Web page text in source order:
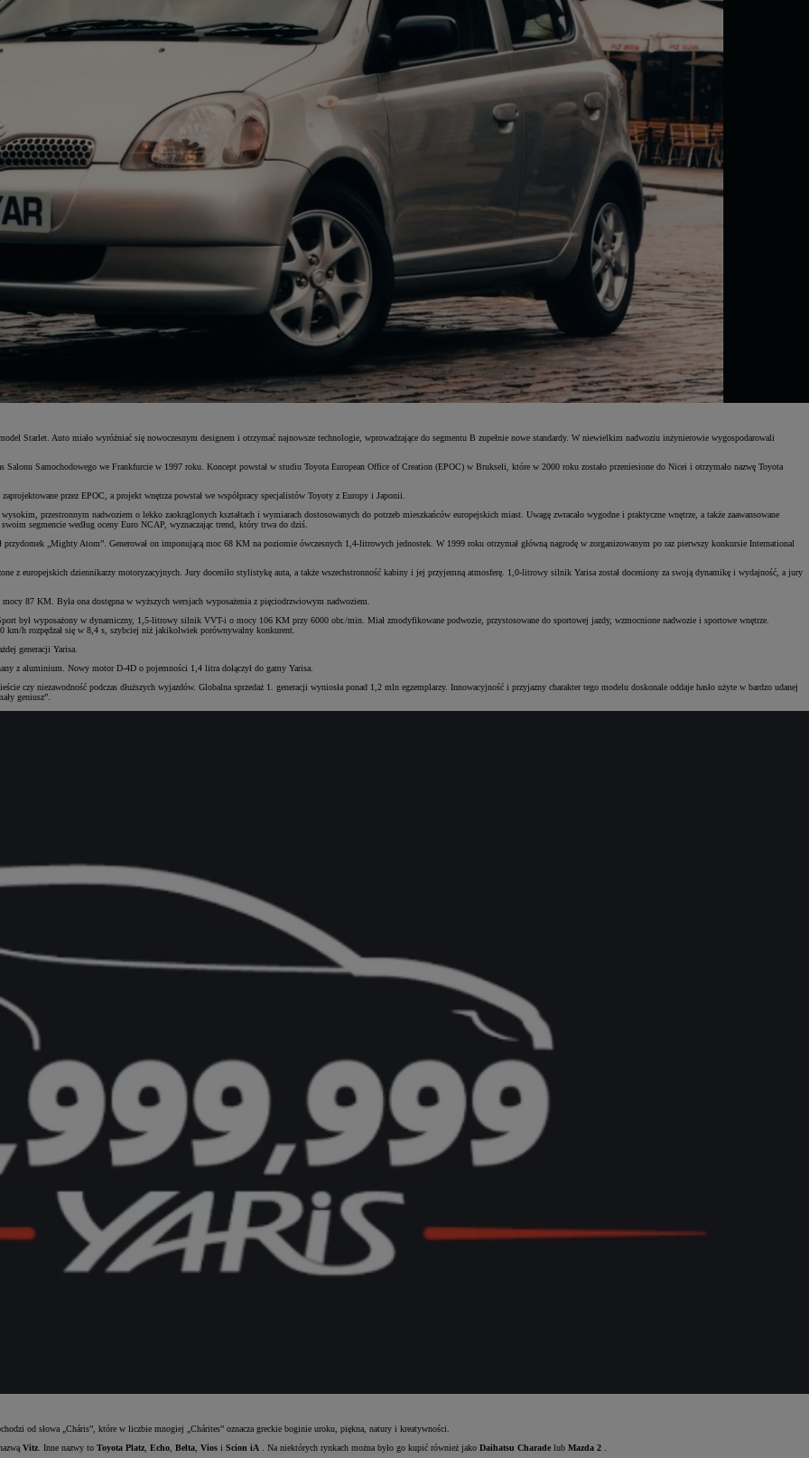
Starlet. Auto miało wyróżniać się nowoczesnym designem i otrzymać najnowsze technologie, wprowadzające do segmentu B zupełnie nowe standardy. W niewielkim nadwoziu inżynierowie wygospodarowali
Samochodowego we Frankfurcie w 1997 roku. Koncept powstał w studiu Toyota European Office of Creation (EPOC) w Brukseli, które w 2000 roku zostało przeniesione do Nicei i otrzymało nazwę Toyota
przez EPOC, a projekt wnętrza powstał we współpracy specjalistów Toyoty z Europy i Japonii.
przestronnym nadwoziem o lekko zaokrąglonych kształtach i wymiarach dostosowanych do potrzeb mieszkańców europejskich miast. Uwagę zwracało wygodne i praktyczne wnętrze, a także zaawansowane
segmencie według oceny Euro NCAP, wyznaczając trend, który trwa do dziś.
„Mighty Atom”. Generował on imponującą moc 68 KM na poziomie ówczesnych 1,4-litrowych jednostek. W 1999 roku otrzymał główną nagrodę w zorganizowanym po raz pierwszy konkursie International
z europejskich dziennikarzy motoryzacyjnych. Jury doceniło stylistykę auta, a także wszechstronność kabiny i jej przyjemną atmosferę. 1,0-litrowy silnik Yarisa został doceniony za swoją dynamikę i wydajność, a jury
87 KM. Była ona dostępna w wyższych wersjach wyposażenia z pięciodrzwiowym nadwoziem.
był wyposażony w dynamiczny, 1,5-litrowy silnik VVT-i o mocy 106 KM przy 6000 obr./min. Miał zmodyfikowane podwozie, przystosowane do sportowej jazdy, wzmocnione nadwozie i sportowe wnętrze.
h rozpędzał się w 8,4 s, szybciej niż jakikolwiek porównywalny konkurent.
generacji Yarisa.
z aluminium. Nowy motor D-4D o pojemności 1,4 litra dołączył do gamy Yarisa.
czy niezawodność podczas dłuższych wyjazdów. Globalna sprzedaż 1. generacji wyniosła ponad 1,2 mln egzemplarzy. Innowacyjność i przyjazny charakter tego modelu doskonale oddaje hasło użyte w bardzo udanej
geniusz”.
od słowa „Cháris”, które w liczbie mnogiej „Chárites” oznacza greckie boginie uroku, piękna, natury i kreatywności.
Vitz . Inne nazwy to Toyota Platz Echo Belta Vios i Scion iA . Na niektórych rynkach można było go kupić również jako Daihatsu Charade lub Mazda 2